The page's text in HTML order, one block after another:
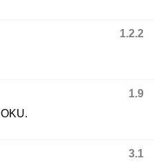
1.2.2
1.9
3.1